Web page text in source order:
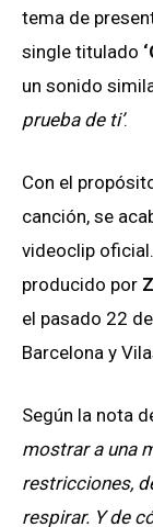
tema de
single titulado
un sonido
prueba de ti’.
Con el
canción, se
videoclip oficial.
producido por
el pasado 22
Barcelona y
Según la nota
mostrar a una
restricciones,
respirar. Y de